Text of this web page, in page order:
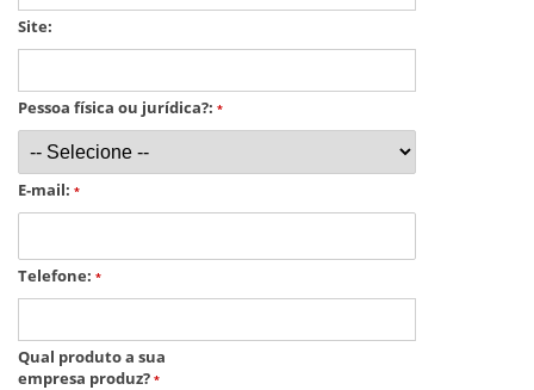
Site:
Pessoa física ou jurídica?: *
E-mail: *
Telefone: *
Qual produto a sua
empresa produz? *